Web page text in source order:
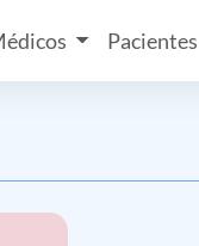
Pacientes